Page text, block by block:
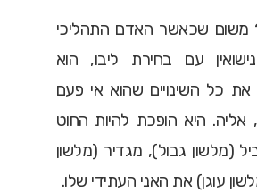
משום שכאשר האדם התהליכי
עם בחירת ליבו, הוא
כל השינויים שהוא אי פעם
אליה. היא הופכת להיות החוט
(מלשון גבול), מגדיר (מלשון
עוגן) את האני העתידי שלו.